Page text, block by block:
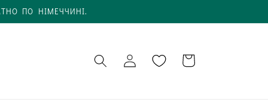
ПО НІМЕЧЧИНІ.
обліковий
Кошик